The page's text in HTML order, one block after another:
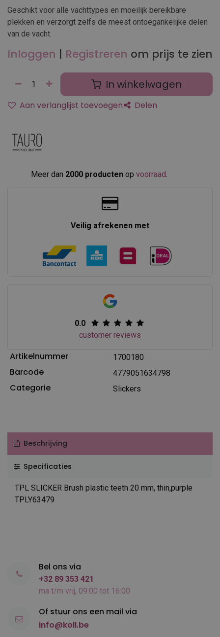
Geschikt voor alle vachttypes en moeilijk bereikbare
plekken en verzorgt zelfs de meest ontoegankelijke delen
van de vacht.
Inloggen | Registreren om prijs te zien
In winkelwagen
Aan verlanglijst toevoegen Delen
Meer dan 2000 producten op voorraad
Veilig afrekenen met
0.0
customer reviews
Artikelnummer 1700180
Barcode 4779051634798
Categorie Slickers
Beschrijving
Specificaties
TPL SLICKER Brush plastic teeth 20 mm, thin,purple
TPLY63479
Bel ons via
+32 89 353 421
ma t/m vrij, 09:00 tot 16:00
Of stuur ons een mail via
info@koll.be